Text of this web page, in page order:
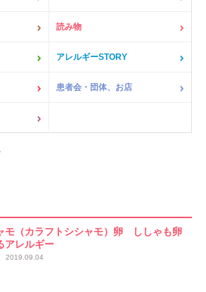
読み物
アレルギーSTORY
患者会・団体、お店
モ（カラフトシシャモ）卵 ししゃも卵
アレルギー
2019.09.04